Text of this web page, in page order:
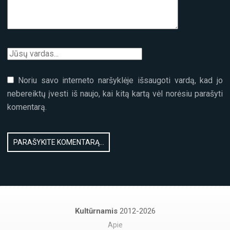
Noriu savo interneto naršyklėje išsaugoti vardą, kad jo
nebereiktų įvesti iš naujo, kai kitą kartą vėl norėsiu parašyti
komentarą.
Kultūrnamis 2012-2026
Apie